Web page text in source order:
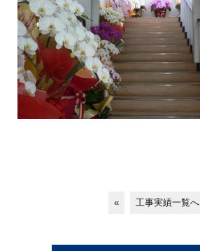
« 工事実績一覧へ